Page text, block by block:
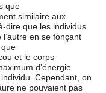
que
similaire aux
dire que les individus
en se fonçant
et le corps
d’énergie
Cependant, on
ne pouvaient pas